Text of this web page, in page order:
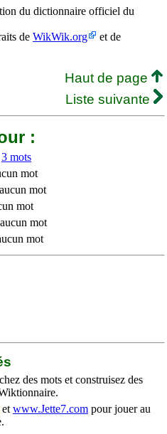
du dictionnaire officiel du
de WikWik.org
et de
Haut de page
Liste suivante
:
3 mots
mot
mot
mot
mot
mot
des mots et construisez des
et www.Jette7.com pour jouer au